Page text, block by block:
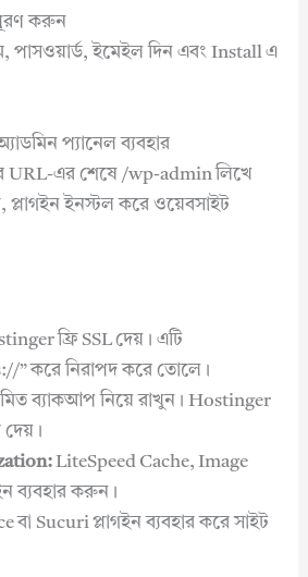
করুন
পাসওয়ার্ড, ইমেইল দিন এবং Install এ
প্যানেল ব্যবহার
URL-এর শেষে /wp-admin লিখে
ইনস্টল করে ওয়েবসাইট
ফ্রি SSL দেয়। এটি
” করে নিরাপদ করে তোলে।
ব্যাকআপ নিয়ে রাখুন। Hostinger
LiteSpeed Cache, Image
ব্যবহার করুন।
বা Sucuri প্লাগইন ব্যবহার করে সাইট